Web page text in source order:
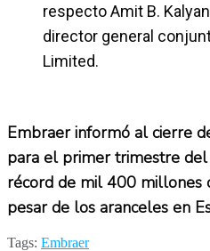
respecto Amit B.
director general
Limited.
Embraer informó al cierre
para el primer trimestre
récord de mil 400 millones
pesar de los aranceles en
Tags: Embraer